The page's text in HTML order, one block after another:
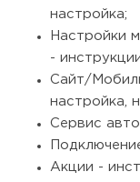
настройка;
Настройки
-
Сайт/
настройка,
Сервис
Акции -